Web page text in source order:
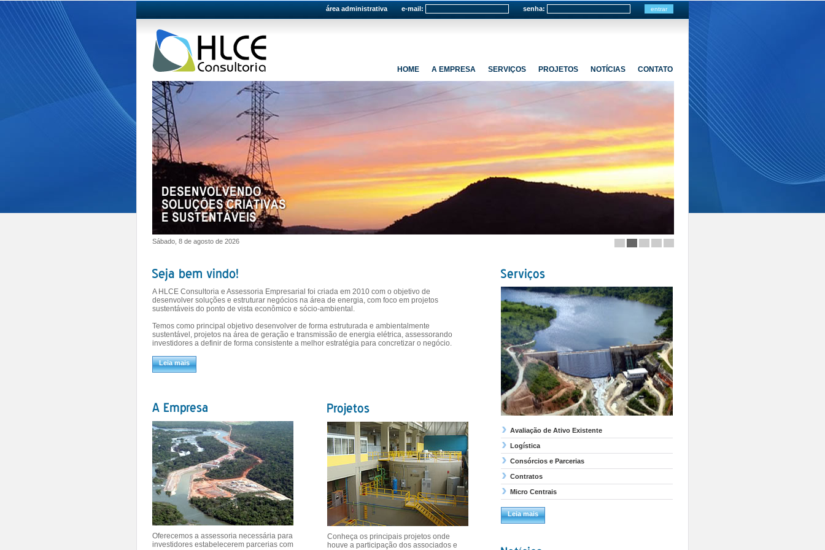
área administrativa e-mail: senha:
CONTATO
NOTÍCIAS
PROJETOS
SERVIÇOS
A EMPRESA
HOME
Sábado, 8 de agosto de 2026
Avaliação de Ativo Existente
Logística
Consórcios e Parcerias
Contratos
Micro Centrais
Leia mais
A HLCE Consultoria e Assessoria Empresarial foi criada em 2010 com o objetivo de
desenvolver soluções e estruturar negócios na área de energia, com foco em projetos
sustentáveis do ponto de vista econômico e sócio-ambiental.
Temos como principal objetivo desenvolver de forma estruturada e ambientalmente
sustentável, projetos na área de geração e transmissão de energia elétrica, assessorando
investidores a definir de forma consistente a melhor estratégia para concretizar o negócio.
Leia mais
Conheça os principais projetos onde
houve a participação dos associados e
Oferecemos a assessoria necessária para
investidores estabelecerem parcerias com